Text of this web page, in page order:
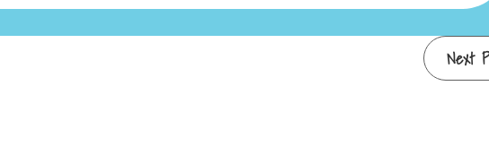
Next